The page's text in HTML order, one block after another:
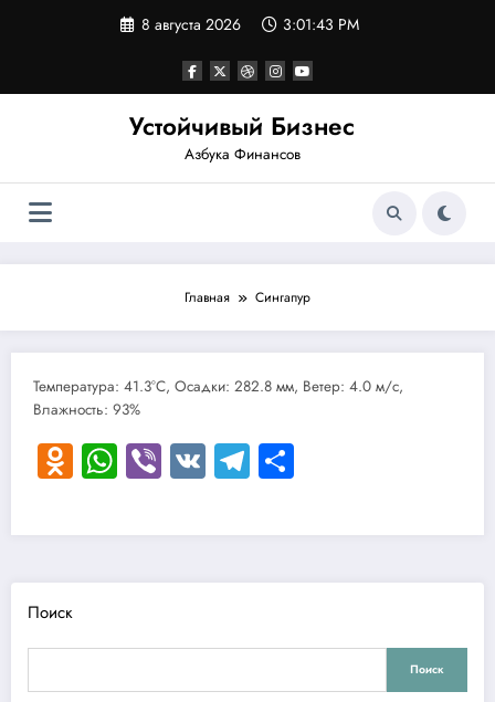
8 августа 2026 3:01:43 PM
Устойчивый Бизнес
Азбука Финансов
Главная Сингапур
Температура: 41.3°C, Осадки: 282.8 мм, Ветер: 4.0 м/с,
Влажность: 93%
Odnoklassniki
WhatsApp
Viber
VKTelegram
Поиск
Поиск